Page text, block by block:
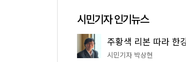
시민기자 인기뉴스
시민기자 박상현